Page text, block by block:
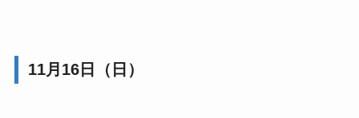
11月16日（日）